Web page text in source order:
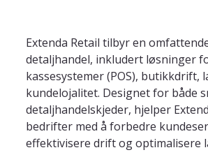
Extenda Retail tilbyr en
detaljhandel, inkludert løsninger
kassesystemer (POS), butikkdrift,
kundelojalitet. Designet for både
detaljhandelskjeder, hjelper
bedrifter med å forbedre
effektivisere drift og optimalisere